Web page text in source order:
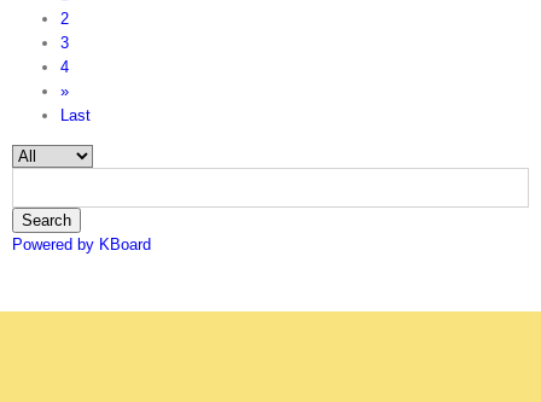
2
3
4
»
Last
Search
Powered by KBoard